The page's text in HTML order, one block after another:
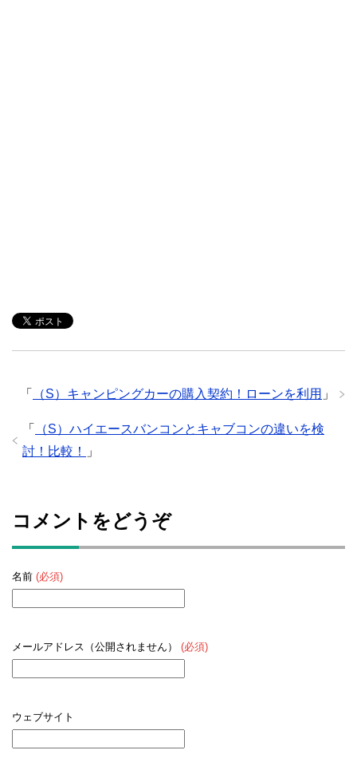
「 （S）キャンピングカーの購入契約！ローンを利用 」
「
（S）ハイエースバンコンとキャブコンの違いを検
討！比較！
」
コメントをどうぞ
名前 (必須)
メールアドレス（公開されません） (必須)
ウェブサイト